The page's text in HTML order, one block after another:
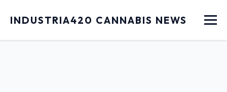
INDUSTRIA420 CANNABIS NEWS Menu